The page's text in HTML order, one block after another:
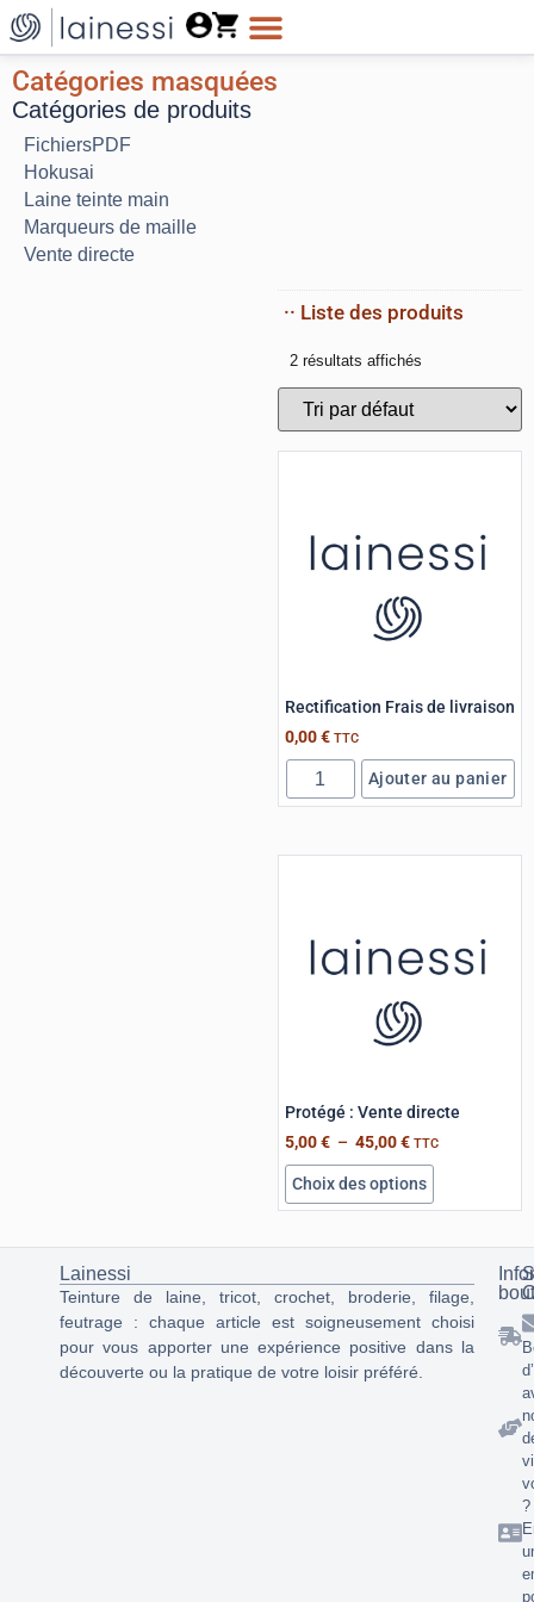
Catégories masquées
Catégories de produits
FichiersPDF
Hokusai
Laine teinte main
Marqueurs de maille
Vente directe
·· Liste des produits
2 résultats affichés
Rectification Frais de livraison
0,00€ TTC
Ajouter au panier
Protégé : Vente directe
5,00€ – 45,00€ TTC
Choix des options
Lainessi
Teinture de laine, tricot, crochet, broderie, filage,
feutrage : chaque article est soigneusement choisi
pour vous apporter une expérience positive dans la
découverte ou la pratique de votre loisir préféré.
?